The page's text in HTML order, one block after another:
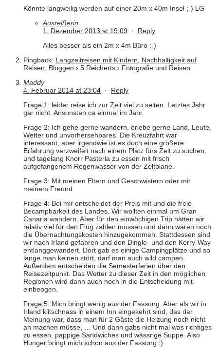
Könnte langweilig werden auf einer 20m x 40m Insel ;-) LG
Ausreißerin
1. Dezember 2013 at 19:09 · Reply
Alles besser als ein 2m x 4m Büro ;-)
Pingback: Langzeitreisen mit Kindern, Nachhaltigkeit auf
Reisen, Bloggen › 5 Reicherts › Fotografie und Reisen
Maddy
4. Februar 2014 at 23:04 · Reply
Frage 1: leider reise ich zur Zeit viel zu selten. Letztes Jahr
gar nicht. Ansonsten ca einmal im Jahr.
Frage 2: Ich gehe gerne wandern, erlebe gerne Land, Leute,
Wetter und unvorhersehbares. Die Kreuzfahrt war
interessant, aber irgendwie ist es doch eine größere
Erfahrung verzweifelt nach einem Platz fürs Zelt zu suchen,
und tagelang Knorr Pasteria zu essen mit frisch
aufgefangenem Regenwasser von der Zeltplane.
Frage 3: Mit meinen Eltern und Geschwistern oder mit
meinem Freund.
Frage 4: Bei mir entscheidet der Preis mit und die freie
Becampbarkeit des Landes. Wir wollten einmal um Gran
Canaria wandern. Aber für den einwöchigen Trip hätten wir
relativ viel für den Flug zahlen müssen und dann wären noch
die Übernachtungskosten hinzugekommen. Stattdessen sind
wir nach Irland gefahren und den Dingle- und den Kerry-Way
entlanggewandert. Dort gab es einige Campingplätze und so
lange man keinen stört, darf man auch wild campen.
Außerdem entscheiden die Semesterferien über den
Reisezeitpunkt. Das Wetter zu dieser Zeit in den möglichen
Regionen wird dann auch noch in die Entscheidung mit
einbeogen.
Frage 5: Mich bringt wenig aus der Fassung. Aber als wir in
Irland klitschnass in einem Inn eingekehrt sind, das der
Meinung war, dass man für 2 Gäste die Heizung noch nicht
an machen müsse, … Und dann gabs nicht mal was richtiges
zu essen, pappige Sandwiches und wässrige Suppe. Also
Hunger bringt mich schon aus der Fassung :)